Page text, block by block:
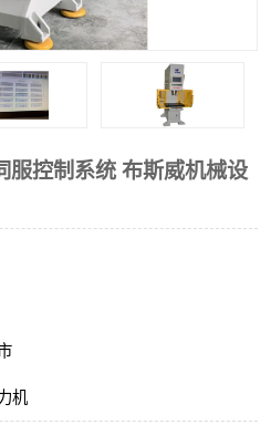
服控制系统 布斯威机械设
机